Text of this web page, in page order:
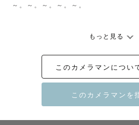
～。～。～。～。～。
カメラマンページをご覧いただきあ
沖縄本島を中心に活動している『ひ
生まれも育ちも沖縄です！
もっと見る
このカメラマンについ